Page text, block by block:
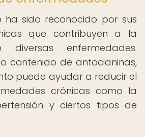
ha sido reconocido por sus
que contribuyen a la
diversas enfermedades.
contenido de antocianinas,
puede ayudar a reducir el
crónicas como la
y ciertos tipos de